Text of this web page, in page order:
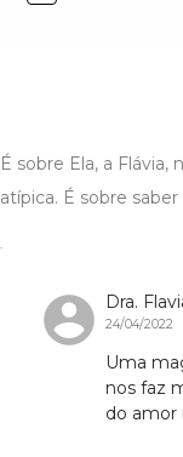
É sobre Ela, a Flávia,
atípica. É sobre
Dra.
24/04/2022
Uma
nos faz
do amor